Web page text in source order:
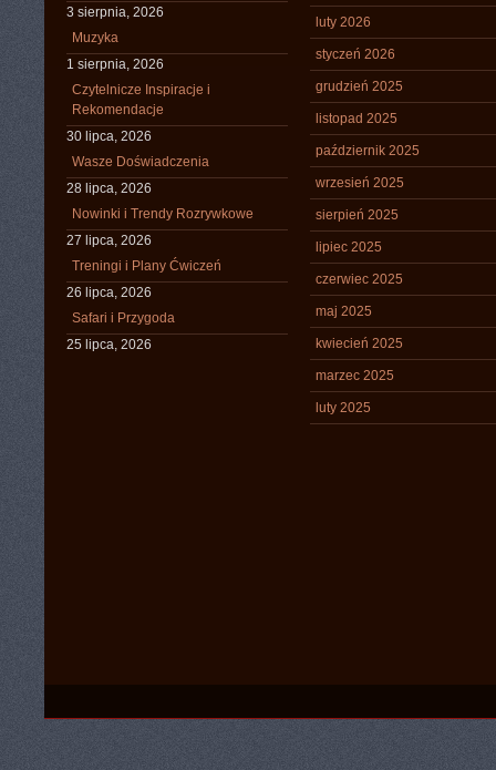
3 sierpnia, 2026
Muzyka
1 sierpnia, 2026
Czytelnicze Inspiracje i
Rekomendacje
30 lipca, 2026
Wasze Doświadczenia
28 lipca, 2026
Nowinki i Trendy Rozrywkowe
27 lipca, 2026
Treningi i Plany Ćwiczeń
26 lipca, 2026
Safari i Przygoda
25 lipca, 2026
luty 2026
styczeń 2026
grudzień 2025
listopad 2025
październik 2025
wrzesień 2025
sierpień 2025
lipiec 2025
czerwiec 2025
maj 2025
kwiecień 2025
marzec 2025
luty 2025